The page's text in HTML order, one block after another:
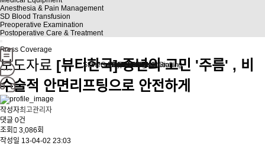
Personalized Consultation
Stem Cell
Stem Cell Liposuction & Grafting
Face & Body Lift
Petit & Lifting
Breast Surgery
LAST Diet
Eyes & Nose
Reviews
About TheLINE
Anesthesia & Pain Management
SD Blood Transfusion
Preoperative Examination
Postoperative Care & Treatment
Press Coverage
보도자료 [뷰티한국] 중년의 고민 '주름' , 비
수술적 안면리프팅으로 안전하게
작성자최고관리자
댓글 0건
조회
3,086회
작성일 13-04-02 23:03